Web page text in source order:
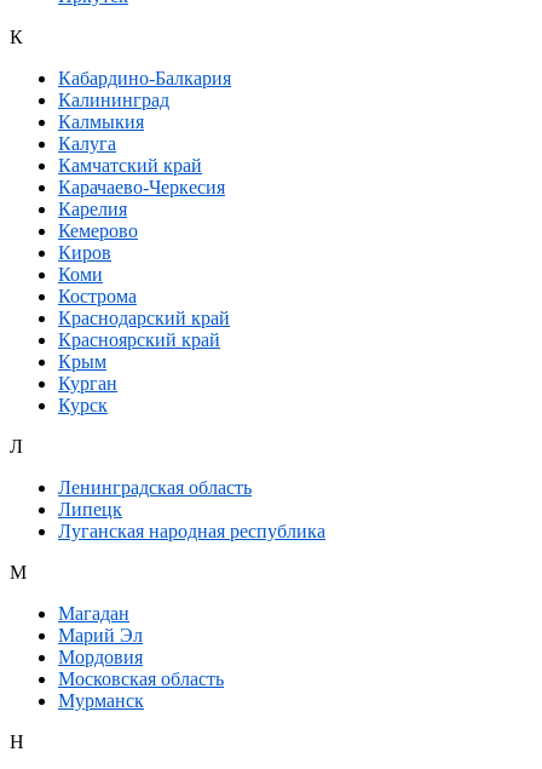
К
Кабардино-Балкария
Калининград
Калмыкия
Калуга
Камчатский край
Карачаево-Черкесия
Карелия
Кемерово
Киров
Коми
Кострома
Краснодарский край
Красноярский край
Крым
Курган
Курск
Л
Ленинградская область
Липецк
Луганская народная республика
М
Магадан
Марий Эл
Мордовия
Московская область
Мурманск
Н